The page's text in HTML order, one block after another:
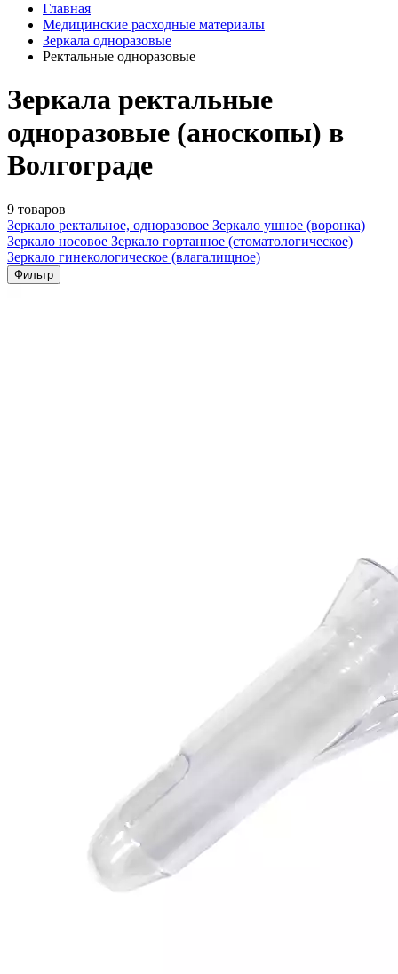
Главная
Медицинские расходные материалы
Зеркала одноразовые
Ректальные одноразовые
Зеркала ректальные
одноразовые (аноскопы) в
Волгограде
9 товаров
Зеркало ректальное, одноразовое Зеркало ушное (воронка)
Зеркало носовое Зеркало гортанное (стоматологическое)
Зеркало гинекологическое (влагалищное)
Фильтр